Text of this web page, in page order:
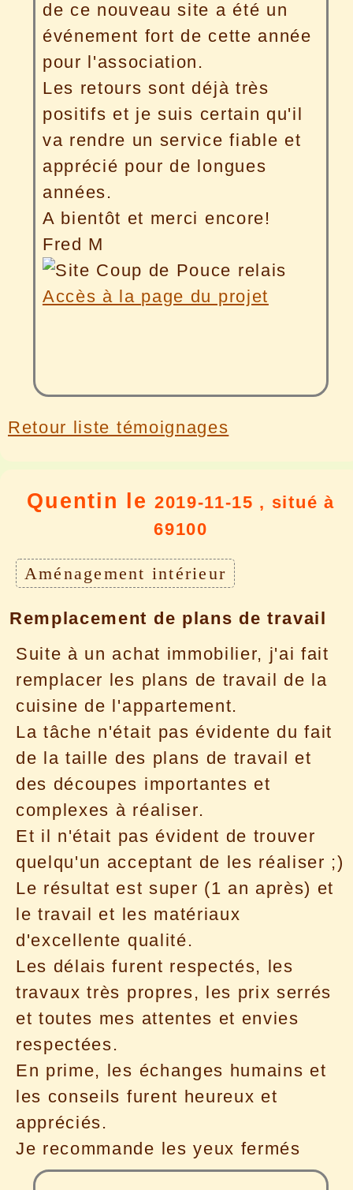
de ce nouveau site a été un
événement fort de cette année
pour l'association.
Les retours sont déjà très
positifs et je suis certain qu'il
va rendre un service fiable et
apprécié pour de longues
années.
A bientôt et merci encore!
Fred M
Accès à la page du projet
Retour liste témoignages
Quentin le 2019-11-15 , situé à
69100
Aménagement intérieur
Remplacement de plans de travail
Suite à un achat immobilier, j'ai fait
remplacer les plans de travail de la
cuisine de l'appartement.
La tâche n'était pas évidente du fait
de la taille des plans de travail et
des découpes importantes et
complexes à réaliser.
Et il n'était pas évident de trouver
quelqu'un acceptant de les réaliser ;)
Le résultat est super (1 an après) et
le travail et les matériaux
d'excellente qualité.
Les délais furent respectés, les
travaux très propres, les prix serrés
et toutes mes attentes et envies
respectées.
En prime, les échanges humains et
les conseils furent heureux et
appréciés.
Je recommande les yeux fermés